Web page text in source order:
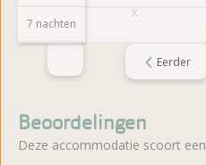
Eerder
7 nachten
Beoordelingen
Deze accommodatie scoort een